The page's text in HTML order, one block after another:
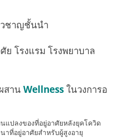
วชาญชั้นนำ
โรงแรม โรงพยาบาล
สาน Wellness ในวงการอ
นแปลงของที่อยู่อาศัยหลังยุคโควิด
าที่อยู่อาศัยสำหรับผู้สูงอายุ